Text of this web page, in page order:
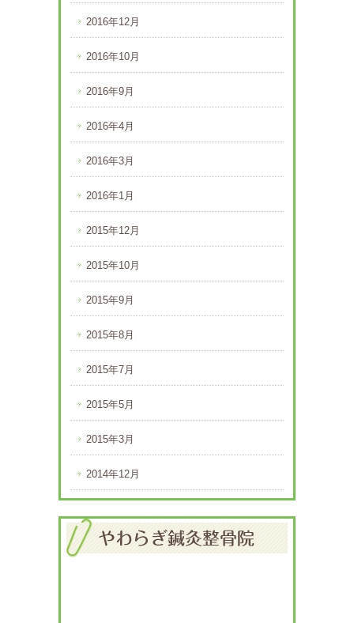
2016年12月
2016年10月
2016年9月
2016年4月
2016年3月
2016年1月
2015年12月
2015年10月
2015年9月
2015年8月
2015年7月
2015年5月
2015年3月
2014年12月